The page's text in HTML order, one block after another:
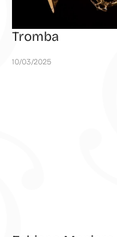
Tromba
10/03/2025